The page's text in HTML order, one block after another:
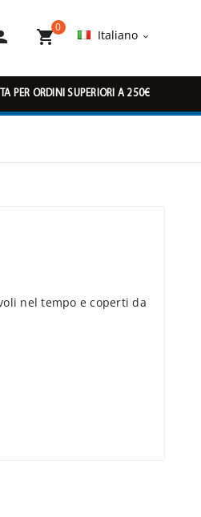

0
Italiano 
PER ORDINI SUPERIORI A 250€
nel tempo e coperti da